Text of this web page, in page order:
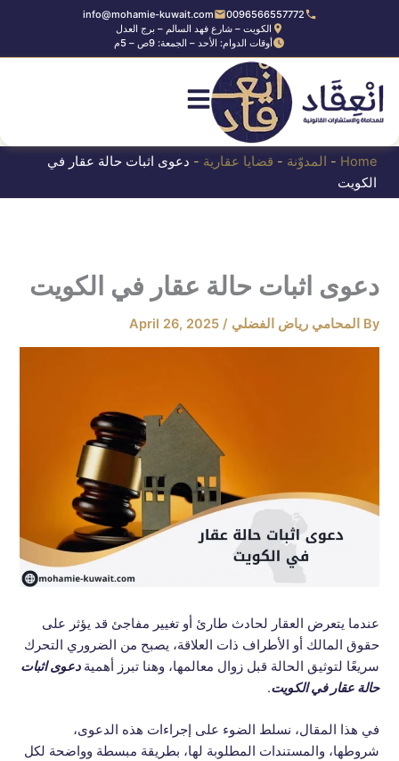
0096566557772
info@mohamie-kuwait.com
الكويت – شارع فهد السالم – برج العدل
أوقات الدوام: الأحد – الجمعة: 9ص – 5م
Home
- المدوّنة - قضايا عقارية - دعوى اثبات حالة عقار في
الكويت
دعوى اثبات حالة عقار في الكويت
By المحامي رياض الفضلي /
April 26, 2025
عندما يتعرض العقار لحادث طارئ أو تغيير مفاجئ قد يؤثر على
حقوق المالك أو الأطراف ذات العلاقة، يصبح من الضروري التحرك
سريعًا لتوثيق الحالة قبل زوال معالمها، وهنا تبرز أهميةدعوى اثبات
حالة عقار في الكويت.
في هذا المقال، نسلط الضوء على إجراءات هذه الدعوى،
شروطها، والمستندات المطلوبة لها، بطريقة مبسطة وواضحة لكل